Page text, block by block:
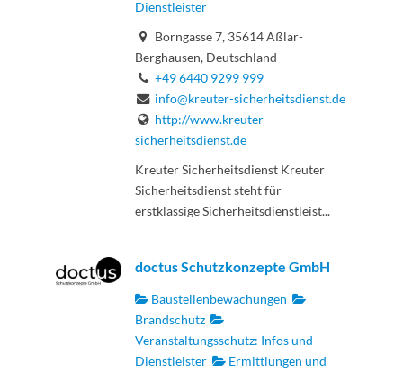
Dienstleister
Borngasse 7, 35614 Aßlar-
Berghausen, Deutschland
+49 6440 9299 999
info@kreuter-sicherheitsdienst.de
http://www.kreuter-
sicherheitsdienst.de
Kreuter Sicherheitsdienst Kreuter
Sicherheitsdienst steht für
erstklassige Sicherheitsdienstleist...
doctus Schutzkonzepte GmbH
Baustellenbewachungen
Brandschutz
Veranstaltungsschutz: Infos und
Dienstleister
Ermittlungen und